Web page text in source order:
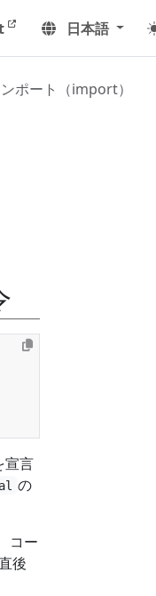
日本語
ポート（import）
宣言
の
コー
後